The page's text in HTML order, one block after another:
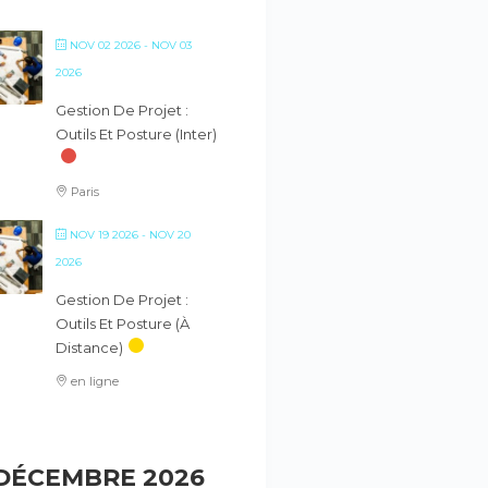
NOV 02 2026 - NOV 03
2026
Gestion De Projet :
Outils Et Posture (inter)
Paris
NOV 19 2026 - NOV 20
2026
Gestion De Projet :
Outils Et Posture (à
Distance)
en ligne
2026